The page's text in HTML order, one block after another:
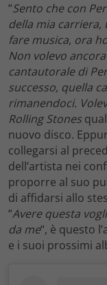
“Sento che con
della mia carriera,
fare musica, ora
Non volevo
cantautorale di
successo, quella
rimanendoci.
Rolling Stones
nuovo disco.
collegarsi al
dell’artista nei
proporre al suo
di affidarsi allo
“Avere questa
da me“, è questo
e i suoi prossimi